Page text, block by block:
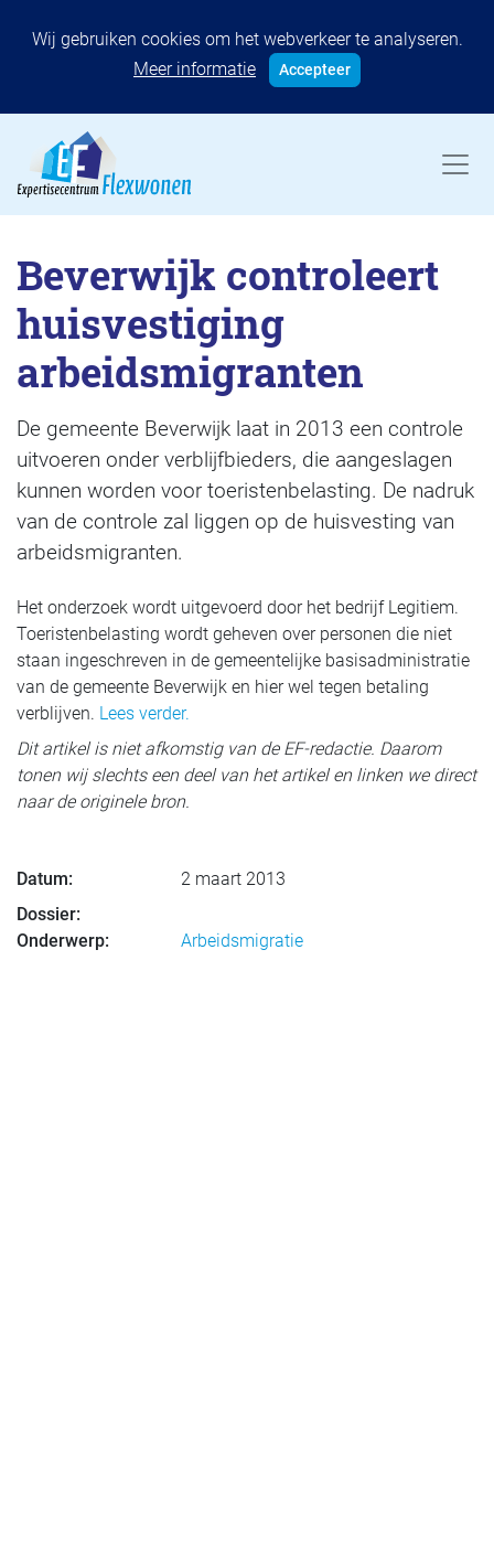
Wij gebruiken cookies om het webverkeer te analyseren.
Meer informatie
Accepteer
Beverwijk controleert
huisvestiging
arbeidsmigranten
De gemeente Beverwijk laat in 2013 een controle
uitvoeren onder verblijfbieders, die aangeslagen
kunnen worden voor toeristenbelasting. De nadruk
van de controle zal liggen op de huisvesting van
arbeidsmigranten.
Het onderzoek wordt uitgevoerd door het bedrijf Legitiem.
Toeristenbelasting wordt geheven over personen die niet
staan ingeschreven in de gemeentelijke basisadministratie
van de gemeente Beverwijk en hier wel tegen betaling
verblijven. Lees verder.
Dit artikel is niet afkomstig van de EF-redactie. Daarom
tonen wij slechts een deel van het artikel en linken we direct
naar de originele bron.
Datum:
2 maart 2013
Dossier:
Onderwerp:
Arbeidsmigratie